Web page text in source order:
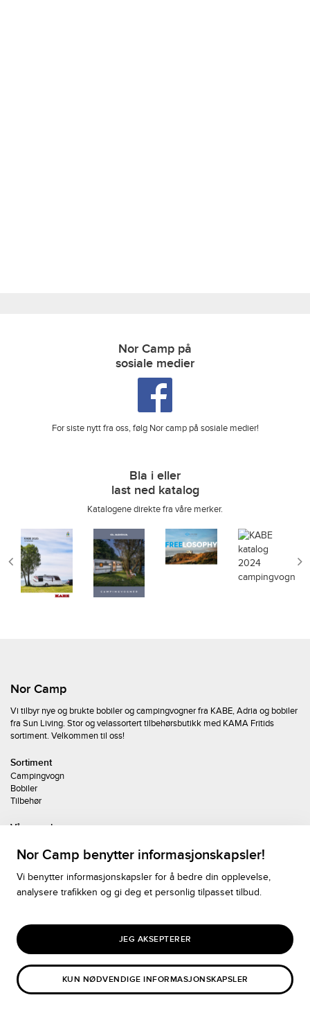
Nor Camp på
sosiale medier
For siste nytt fra oss, følg Nor camp på sosiale medier!
Bla i eller
last ned katalog
Katalogene direkte fra våre merker.
Nor Camp
Vi tilbyr nye og brukte bobiler og campingvogner fra KABE, Adria og bobiler
fra Sun Living. Stor og velassortert tilbehørsbutikk med KAMA Fritids
sortiment. Velkommen til oss!
Sortiment
Campingvogn
Bobiler
Tilbehør
Våre merker
Adria
Kama Fritid
Nor Camp AS
Industriveien 1
1483 Skytta
67 06 13 13
Email
Personopplysninger
Nor Camp benytter informasjonskapsler!
Vi benytter informasjonskapsler for å bedre din opplevelse,
analysere trafikken og gi deg et personlig tilpasset tilbud.
JEG AKSEPTERER
KUN NØDVENDIGE INFORMASJONSKAPSLER